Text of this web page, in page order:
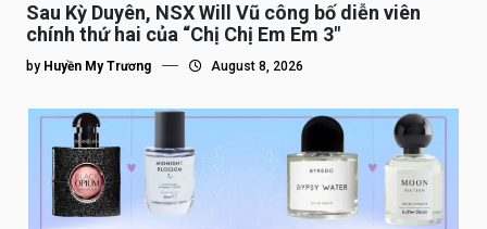
Sau Kỳ Duyên, NSX Will Vũ công bố diễn viên
chính thứ hai của “Chị Chị Em Em 3″
by Huyền My Trương August 8, 2026